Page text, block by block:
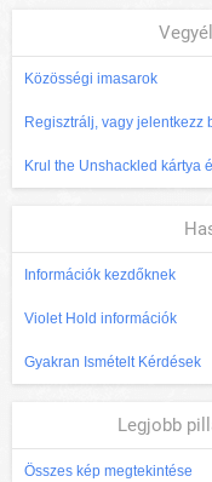
Közösségi imasarok
Regisztrálj, vagy jelentkezz
Krul the Unshackled kártya
Információk kezdőknek
Violet Hold információk
Gyakran Ismételt Kérdések
Legjobb
Összes kép megtekintése